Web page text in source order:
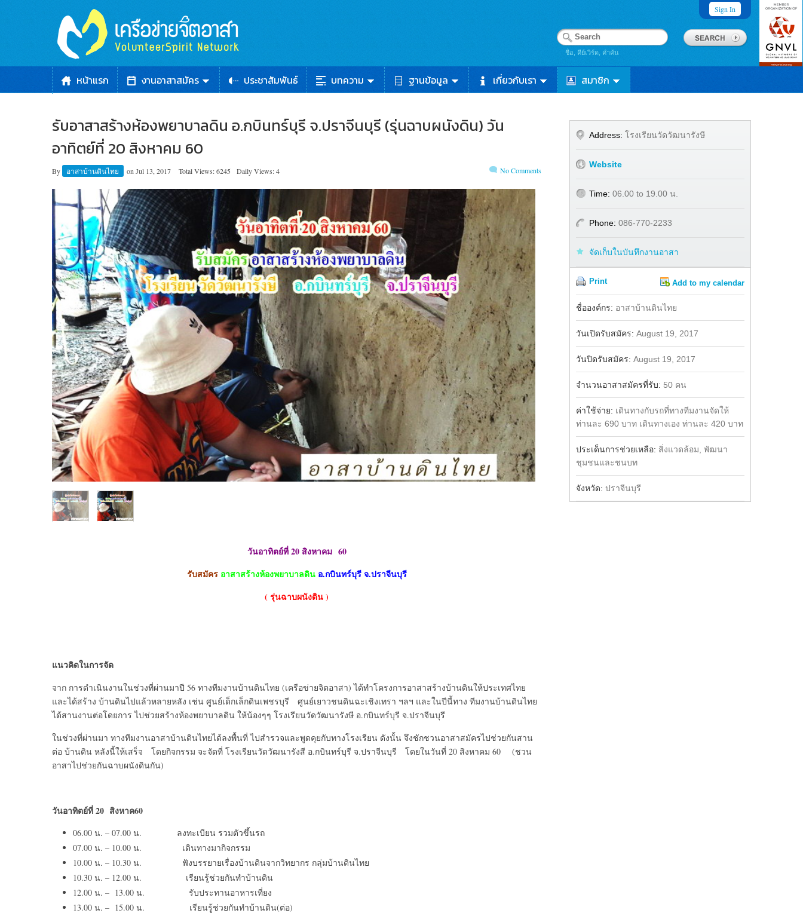
Sign In
ชื่อ, คีย์เวิร์ด, คำค้น
หน้าแรก งานอาสาสมัคร ประชาสัมพันธ์ บทความ ฐานข้อมูล เกี่ยวกับเรา สมาชิก
รับอาสาสร้างห้องพยาบาลดิน อ.กบินทร์บุรี จ.ปราจีนบุรี (รุ่นฉาบผนังดิน) วัน
อาทิตย์ที่ 20 สิงหาคม 60
By อาสาบ้านดินไทย on Jul 13, 2017 Total Views: 6245 Daily Views: 4 No Comments
วันอาทิตย์ที่20 สิงหาคม 60
รับสมัคร อาสาสร้างห้องพยาบาลดิน อ.กบินทร์บุรี จ.ปราจีนบุรี
( รุ่นฉาบผนังดิน )
แนวคิดในการจัด
จาก การดำเนินงานในช่วงที่ผ่านมาปี 56 ทางทีมงานบ้านดินไทย (เครือข่ายจิตอาสา) ได้ทำโครงการอาสาสร้างบ้านดินให้ประเทศไทย
และได้สร้าง บ้านดินไปแล้วหลายหลัง เช่น ศูนย์เด็กเล็กดินเพชรบุรี ศูนย์เยาวชนดินฉะเชิงเทรา ฯลฯ และในปีนี้ทาง ทีมงานบ้านดินไทย
ได้สานงานต่อโดยการ ไปช่วยสร้างห้องพยาบาลดิน ให้น้องๆๆ โรงเรียนวัดวัฒนารังษี อ.กบินทร์บุรี จ.ปราจีนบุรี
ในช่วงที่ผ่านมา ทางทีมงานอาสาบ้านดินไทยได้ลงพื้นที่ ไปสำรวจและพูดคุยกับทางโรงเรียน ดังนั้น จึงชักชวนอาสาสมัครไปช่วยกันสาน
ต่อ บ้านดิน หลังนี้ให้เสร็จ โดยกิจกรรม จะจัดที่ โรงเรียนวัดวัฒนารังสี อ.กบินทร์บุรี จ.ปราจีนบุรี โดยในวันที่ 20 สิงหาคม 60 (ชวน
อาสาไปช่วยกันฉาบผนังดินกัน)
วันอาทิตย์ที่20 สิงหาค60
06.00 น. – 07.00 น. ลงทะเบียน รวมตัวขึ้นรถ
07.00 น. – 10.00 น. เดินทางมากิจกรรม
10.00 น. – 10.30 น. ฟังบรรยายเรื่องบ้านดินจากวิทยากร กลุ่มบ้านดินไทย
10.30 น. – 12.00 น. เรียนรู้ช่วยกันทำบ้านดิน
12.00 น. – 13.00 น. รับประทานอาหารเที่ยง
13.00 น. – 15.00 น. เรียนรู้ช่วยกันทำบ้านดิน(ต่อ)
Address: โรงเรียนวัดวัฒนารังษี
Website
Time: 06.00 to 19.00 น.
Phone: 086-770-2233
จัดเก็บในบันทึกงานอาสา
Print Add to my calendar
Facebook
ชื่อองค์กร: อาสาบ้านดินไทย
วันเปิดรับสมัคร: August 19, 2017
วันปิดรับสมัคร: August 19, 2017
จำนวนอาสาสมัครที่รับ: 50 คน
ค่าใช้จ่าย: เดินทางกับรถที่ทางทีมงานจัดให้
ท่านละ 690 บาท เดินทางเอง ท่านละ 420 บาท
ประเด็นการช่วยเหลือ: สิ่งแวดล้อม, พัฒนา
ชุมชนและชนบท
จังหวัด: ปราจีนบุรี